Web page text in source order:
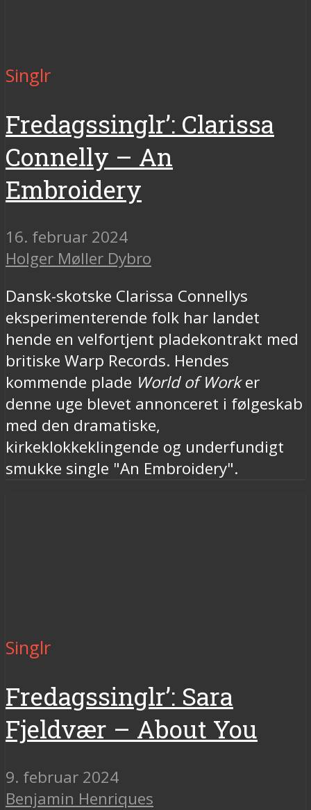
Singlr
Fredagssinglr’: Clarissa
Connelly – An
Embroidery
16. februar 2024
Holger Møller Dybro
Dansk-skotske Clarissa Connellys
eksperimenterende folk har landet
hende en velfortjent pladekontrakt med
britiske Warp Records. Hendes
kommende plade World of Worker
denne uge blevet annonceret i følgeskab
med den dramatiske,
kirkeklokkeklingende og underfundigt
smukke single "An Embroidery".
Singlr
Fredagssinglr’: Sara
Fjeldvær – About You
9. februar 2024
Benjamin Henriques